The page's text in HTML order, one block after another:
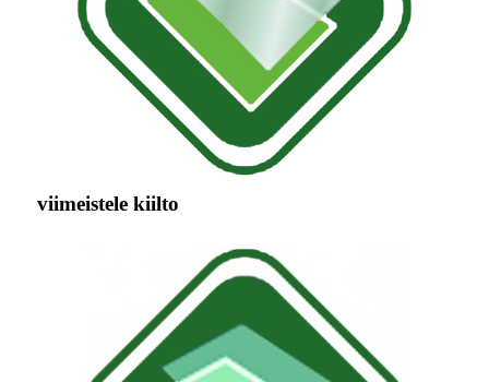
viimeistele kiilto